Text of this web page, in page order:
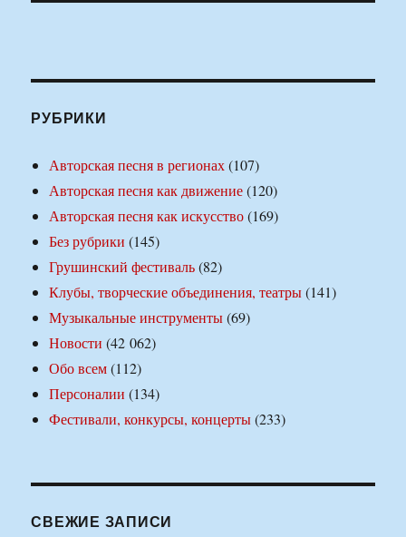
РУБРИКИ
Авторская песня в регионах(107)
Авторская песня как движение(120)
Авторская песня как искусство(169)
Без рубрики (145)
Грушинский фестиваль(82)
Клубы, творческие объединения, театры(141)
Музыкальные инструменты(69)
Новости (42 062)
Обо всем(112)
Персоналии (134)
Фестивали, конкурсы, концерты(233)
СВЕЖИЕ ЗАПИСИ